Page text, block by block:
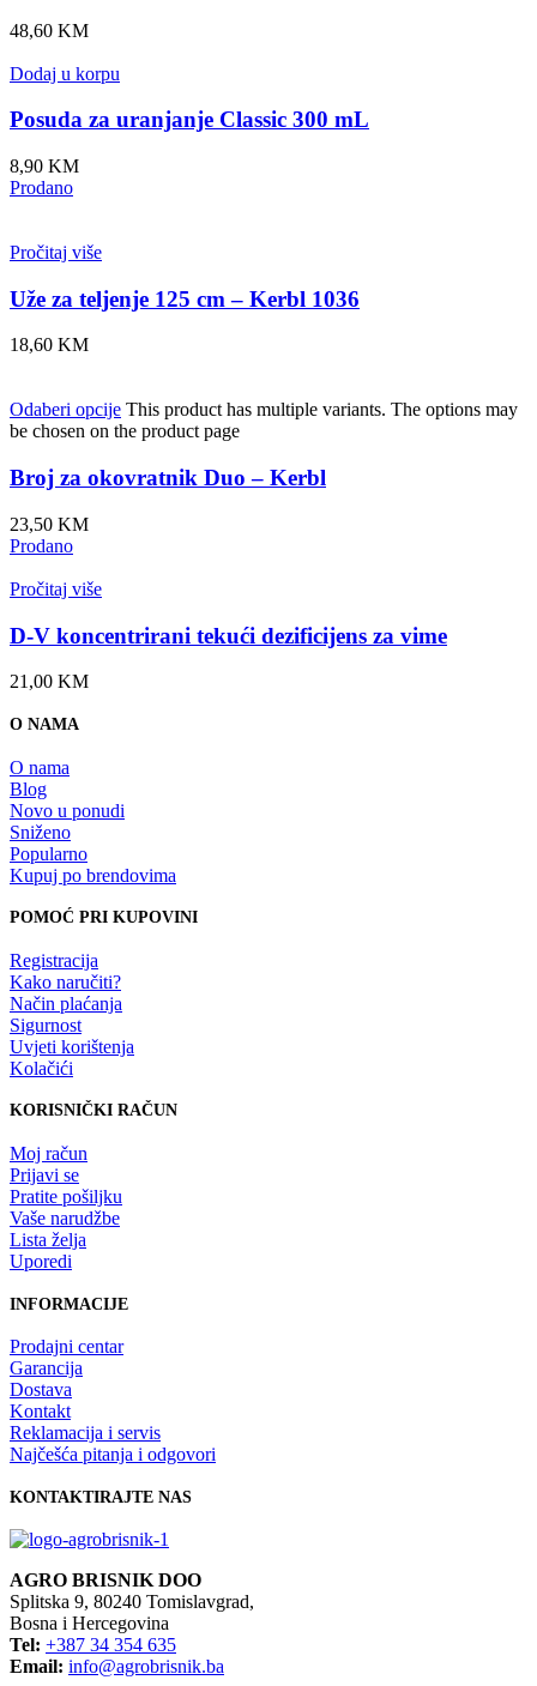
48,60 KM
Dodaj u korpu
Posuda za uranjanje Classic 300 mL
8,90 KM
Prodano
Pročitaj više
Uže za teljenje 125 cm – Kerbl 1036
18,60 KM
Odaberi opcije This product has multiple variants. The options may
be chosen on the product page
Broj za okovratnik Duo – Kerbl
23,50 KM
Prodano
Pročitaj više
D-V koncentrirani tekući dezificijens za vime
21,00 KM
O NAMA
O nama
Blog
Novo u ponudi
Sniženo
Popularno
Kupuj po brendovima
POMOĆ PRI KUPOVINI
Registracija
Kako naručiti?
Način plaćanja
Sigurnost
Uvjeti korištenja
Kolačići
KORISNIČKI RAČUN
Moj račun
Prijavi se
Pratite pošiljku
Vaše narudžbe
Lista želja
Uporedi
INFORMACIJE
Prodajni centar
Garancija
Dostava
Kontakt
Reklamacija i servis
Najčešća pitanja i odgovori
KONTAKTIRAJTE NAS
AGRO BRISNIK DOO
Splitska 9, 80240 Tomislavgrad,
Bosna i Hercegovina
Tel: +387 34 354 635
Email: info@agrobrisnik.ba